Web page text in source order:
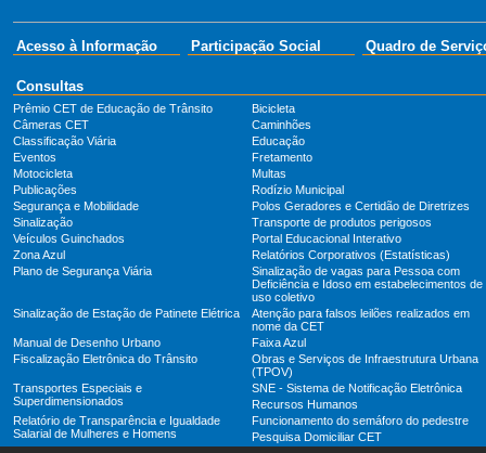
Acesso à Informação Participação Social Quadro de
Consultas
Prêmio CET de Educação de Trânsito
Bicicleta
Câmeras CET
Caminhões
Classificação Viária
Educação
Eventos
Fretamento
Motocicleta
Multas
Publicações
Rodízio Municipal
Segurança e Mobilidade
Polos Geradores e Certidão de Diretrizes
Sinalização
Transporte de produtos perigosos
Veículos Guinchados
Portal Educacional Interativo
Zona Azul
Relatórios Corporativos (Estatísticas)
Plano de Segurança Viária
Sinalização de vagas para Pessoa com
Deficiência e Idoso em estabelecimentos de
uso coletivo
Sinalização de Estação de Patinete Elétrica
Atenção para falsos leilões realizados em
nome da CET
Manual de Desenho Urbano
Faixa Azul
Fiscalização Eletrônica do Trânsito
Obras e Serviços de Infraestrutura Urbana
(TPOV)
Transportes Especiais e
Superdimensionados
SNE - Sistema de Notificação Eletrônica
Recursos Humanos
Relatório de Transparência e Igualdade
Salarial de Mulheres e Homens
Funcionamento do semáforo do pedestre
Pesquisa Domiciliar CET